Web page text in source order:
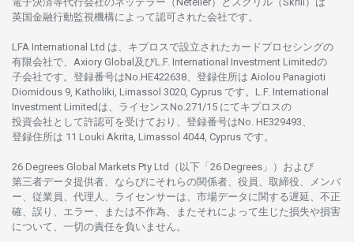
英国金融行動監視機構に よって認可さ れた会社です。
LFA International Ltd は、 キプロスで設立さ れた カードプロセシングの
有限会社で、Axiory Global及びL.F. International Investment Limitedの
子会社です。 登録番号はNo.HE422638、 登録住所は Aiolou Panagioti
Diomidous 9, Katholiki, Limassol 3020, Cyprus です。L.F. International
Investment Limitedは、 ライセンスNo.271/15 にてキプロスの
投資会社として許認可を受けており、 登録番号はNo. HE329493、
登録住所は 11 Louki Akrita, Limassol 4044, Cyprus です。
26 Degrees Global Markets Pty Ltd（以下「26 Degrees」） および
第三者データ提供者、ならびにそれらの関係者、役員、取締役、メンバ
ー、従業員、代理人、ライセンサーは、 市場データに関する遅延、不正
確、誤り、エラー、
または不作為、 またそれに よって生じた損失や損害
について、 一切の責任を負いません。